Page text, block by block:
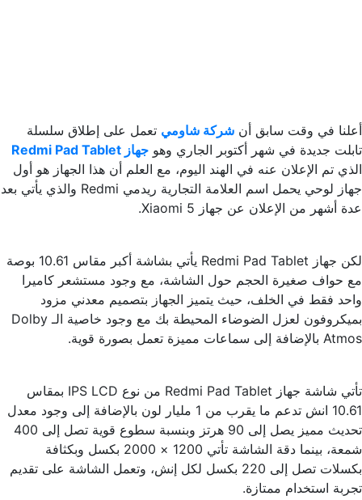
أعلنا في وقت سابق أن شركة شاومي تعمل على إطلاق سلسلة
تابلت جديدة في شهر أكتوبر الجاري وهو جهاز Redmi Pad Tablet
الذي تم الإعلان عنه في الهند اليوم، مع العلم أن هذا الجهاز هو أول
جهاز لوحي يحمل اسم العلامة التجارية ريدمي Redmi والذي يأتي بعد
عدة أشهر من الإعلان عن جهاز Xiaomi 5.
لكن جهاز Redmi Pad Tablet يأتي بشاشة أكبر مقاس 10.61 بوصة
مع حواف صغيرة الحجم حول الشاشة، مع وجود مستشعر كاميرا
واحد فقط في الخلف، حيث يتميز الجهاز بتصميم معدني مزود
بميكروفون لعزل الضوضاء المحيطة بك مع وجود خاصية الـ Dolby
Atmos بالإضافة إلى سماعات مميزة تعمل بصورة قوية.
تأتي شاشة جهاز Redmi Pad Tablet من نوع IPS LCD بمقاس
10.61 انش تدعم ما يقرب من 1 مليار لون بالإضافة إلى وجود معدل
تحديث مميز يصل إلى 90 هرتز وبنسبة سطوع قوية تصل إلى 400
شمعة، بينما دقة الشاشة تأتي 1200 × 2000 بكسل وبكثافة
بكسلات تصل إلى 220 بكسل لكل إنش، وتعمل الشاشة على تقديم
تجربة استخدام ممتازة.